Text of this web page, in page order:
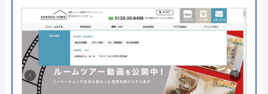
も専門の職員が対応することで工事完了までスムー
ズに進みます。
公式サイトで
料金詳細を見る